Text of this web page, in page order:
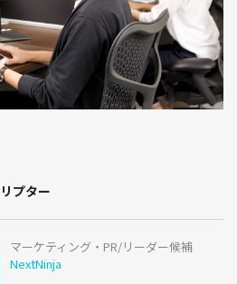
プター
マーケティング・PR/リーダー候補
NextNinja